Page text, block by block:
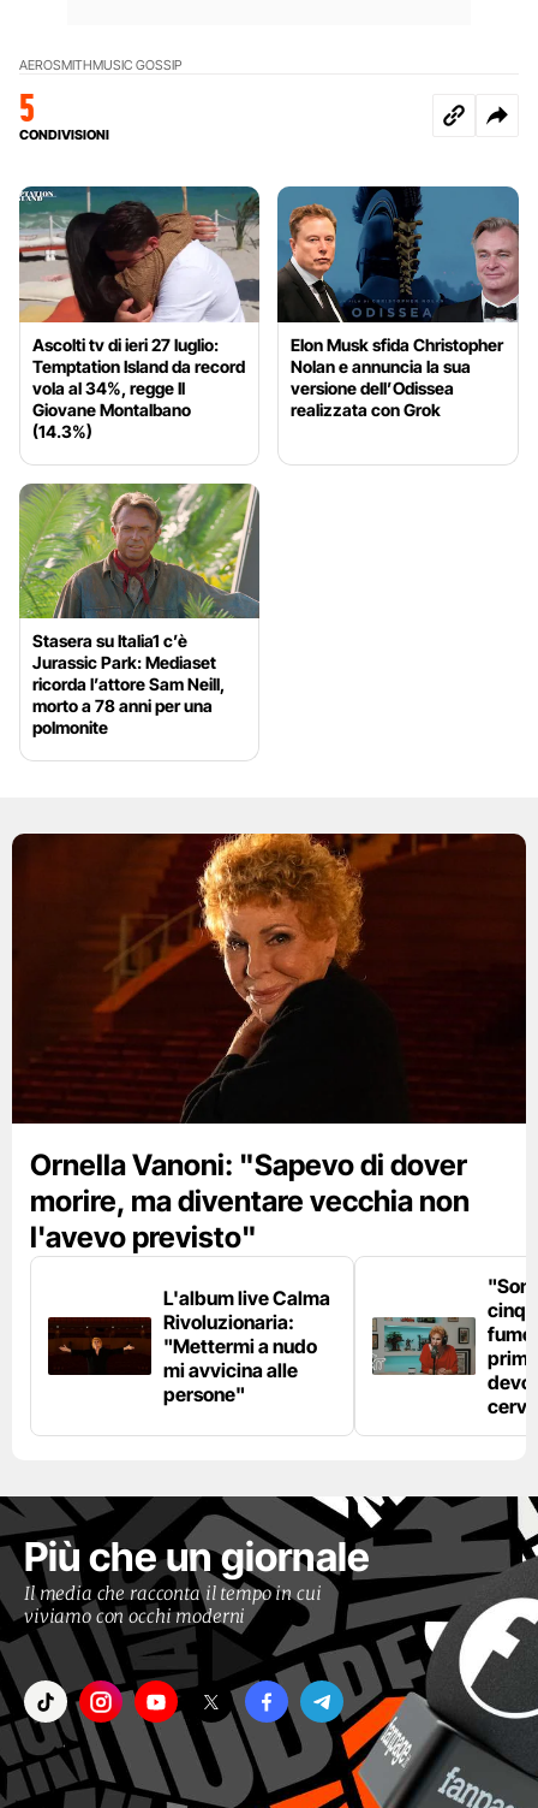
AEROSMITHMUSIC GOSSIP
5
CONDIVISIONI
Ascolti tv di ieri 27 luglio:
Temptation Island da record
vola al 34%, regge Il
Giovane Montalbano
(14.3%)
Elon Musk sfida Christopher
Nolan e annuncia la sua
versione dell’Odissea
realizzata con Grok
Stasera su Italia1 c’è
Jurassic Park: Mediaset
ricorda l’attore Sam Neill,
morto a 78 anni per una
polmonite
Ornella Vanoni: "Sapevo di dover
morire, ma diventare vecchia non
l'avevo previsto"
L'album live Calma
Rivoluzionaria:
"Mettermi a nudo
mi avvicina alle
persone"
fumo
devo
Più che un giornale
Il media che racconta il tempo in cui
viviamo con occhi moderni